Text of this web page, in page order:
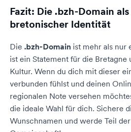
Fazit: Die .bzh-Domain
bretonischer Identität
Die .bzh-Domain ist mehr als nur
ist ein Statement für die Bretagne
Kultur. Wenn du dich mit dieser
verbunden fühlst und deinen
regionalen Note versehen
die ideale Wahl für dich. Sichere
Wunschnamen und werde Teil